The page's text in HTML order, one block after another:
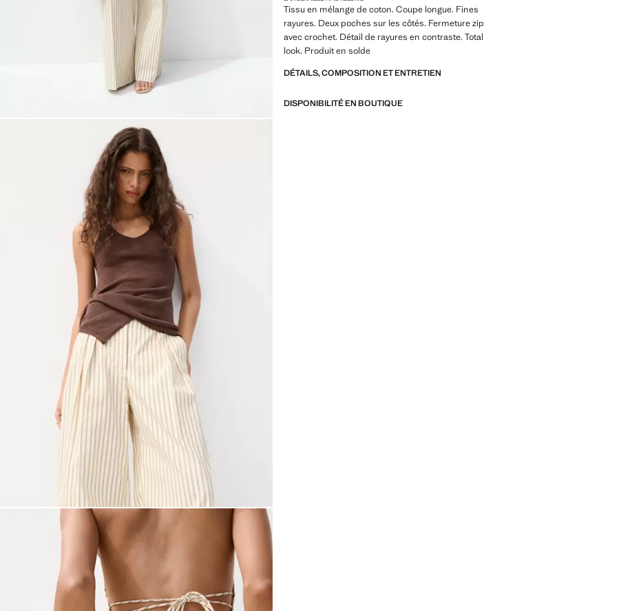
Tissu en mélange de coton. Coupe longue. Fines
rayures. Deux poches sur les côtés. Fermeture zip
avec crochet. Détail de rayures en contraste. Total
look. Produit en solde
DÉTAILS, COMPOSITION ET ENTRETIEN
DISPONIBILITÉ EN BOUTIQUE